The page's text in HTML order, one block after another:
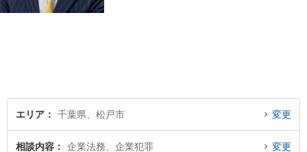
ださい。
エリア 千葉県、松戸市 変更
相談内容 企業法務、企業犯罪 変更